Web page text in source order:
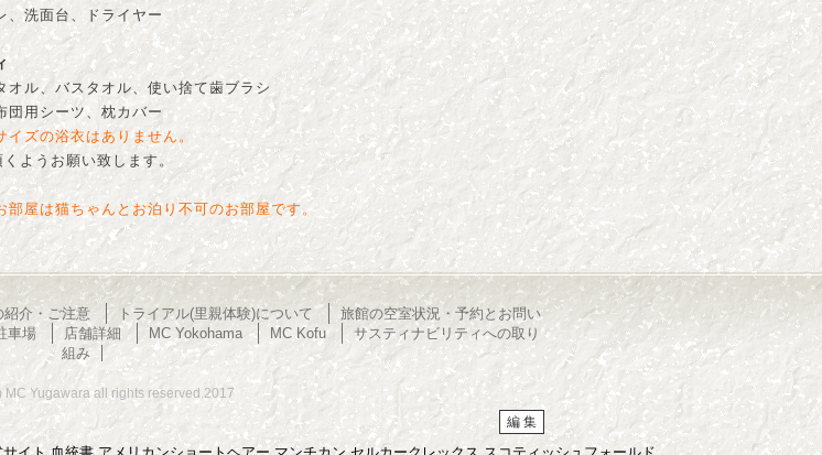
洗面台、ドライヤー
ル、バスタオル、使い捨て歯ブラシ
用シーツ、枕カバー
イズの浴衣はありません。
ようお願い致します。
部屋は猫ちゃんとお泊り不可のお部屋です。
紹介・ご注意 トライアル(里親体験)について
旅館の空室状況・予約とお問い
車場 店舗詳細 MC Yokohama MC Kofu
サスティナビリティへの取り
組み
MC Yugawara all rights reserved.2017
編 集
イト 血統書 アメリカンショートヘアー マンチカン セルカークレックス スコティッシュフォールド